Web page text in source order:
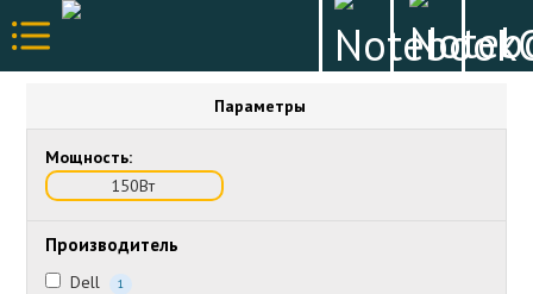
Параметры
Мощность:
150Вт
Производитель
Dell 1